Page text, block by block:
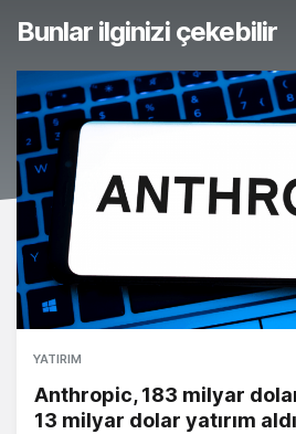
Bunlar ilginizi çekebilir
YATIRIM
Anthropic, 183 milyar
13 milyar dolar yatırım aldı